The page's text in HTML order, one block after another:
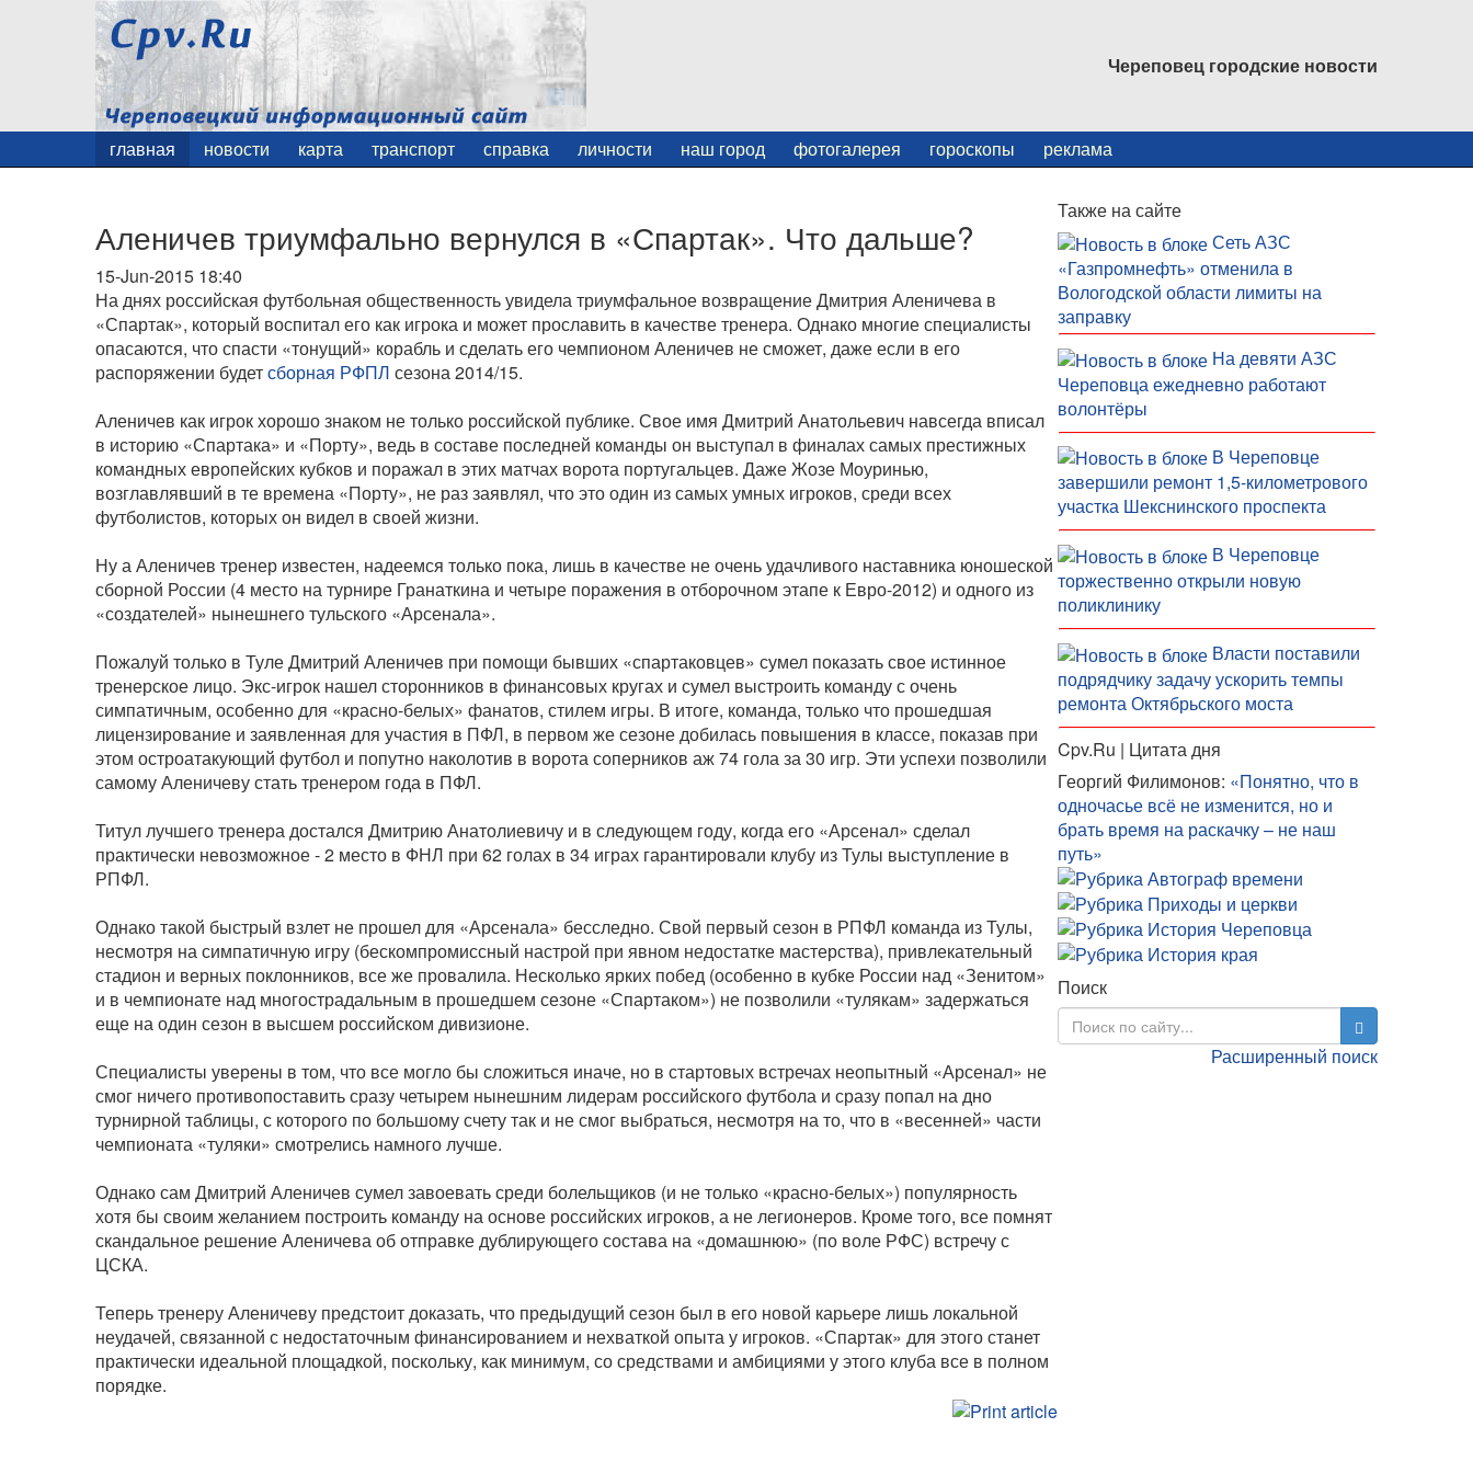
Череповец городские новости
главная новости карта транспорт справка личности наш город фотогалерея гороскопы реклама
Аленичев триумфально вернулся в «Спартак». Что дальше?
15-Jun-2015 18:40
На днях российская футбольная общественность увидела триумфальное возвращение Дмитрия Аленичева в
«Спартак», который воспитал его как игрока и может прославить в качестве тренера. Однако многие специалисты
опасаются, что спасти «тонущий» корабль и сделать его чемпионом Аленичев не сможет, даже если в его
распоряжении будетсборная РФПЛ сезона 2014/15.
Аленичев как игрок хорошо знаком не только российской публике. Свое имя Дмитрий Анатольевич навсегда вписал
в историю «Спартака» и «Порту», ведь в составе последней команды он выступал в финалах самых престижных
командных европейских кубков и поражал в этих матчах ворота португальцев. Даже Жозе Моуринью,
возглавлявший в те времена «Порту», не раз заявлял, что это один из самых умных игроков, среди всех
футболистов, которых он видел в своей жизни.
Ну а Аленичев тренер известен, надеемся только пока, лишь в качестве не очень удачливого наставника юношеской
сборной России (4 место на турнире Гранаткина и четыре поражения в отборочном этапе к Евро-2012) и одного из
«создателей» нынешнего тульского «Арсенала».
Пожалуй только в Туле Дмитрий Аленичев при помощи бывших «спартаковцев» сумел показать свое истинное
тренерское лицо. Экс-игрок нашел сторонников в финансовых кругах и сумел выстроить команду с очень
симпатичным, особенно для «красно-белых» фанатов, стилем игры. В итоге, команда, только что прошедшая
лицензирование и заявленная для участия в ПФЛ, в первом же сезоне добилась повышения в классе, показав при
этом остроатакующий футбол и попутно наколотив в ворота соперников аж 74 гола за 30 игр. Эти успехи позволили
самому Аленичеву стать тренером года в ПФЛ.
Титул лучшего тренера достался Дмитрию Анатолиевичу и в следующем году, когда его «Арсенал» сделал
практически невозможное - 2 место в ФНЛ при 62 голах в 34 играх гарантировали клубу из Тулы выступление в
РПФЛ.
Однако такой быстрый взлет не прошел для «Арсенала» бесследно. Свой первый сезон в РПФЛ команда из Тулы,
несмотря на симпатичную игру (бескомпромиссный настрой при явном недостатке мастерства), привлекательный
стадион и верных поклонников, все же провалила. Несколько ярких побед (особенно в кубке России над «Зенитом»
и в чемпионате над многострадальным в прошедшем сезоне «Спартаком») не позволили «тулякам» задержаться
еще на один сезон в высшем российском дивизионе.
Специалисты уверены в том, что все могло бы сложиться иначе, но в стартовых встречах неопытный «Арсенал» не
смог ничего противопоставить сразу четырем нынешним лидерам российского футбола и сразу попал на дно
турнирной таблицы, с которого по большому счету так и не смог выбраться, несмотря на то, что в «весенней» части
чемпионата «туляки» смотрелись намного лучше.
Однако сам Дмитрий Аленичев сумел завоевать среди болельщиков (и не только «красно-белых») популярность
хотя бы своим желанием построить команду на основе российских игроков, а не легионеров. Кроме того, все помнят
скандальное решение Аленичева об отправке дублирующего состава на «домашнюю» (по воле РФС) встречу с
ЦСКА.
Теперь тренеру Аленичеву предстоит доказать, что предыдущий сезон был в его новой карьере лишь локальной
неудачей, связанной с недостаточным финансированием и нехваткой опыта у игроков. «Спартак» для этого станет
практически идеальной площадкой, поскольку, как минимум, со средствами и амбициями у этого клуба все в полном
порядке.
Также на сайте
Сеть АЗС
«Газпромнефть» отменила в
Вологодской области лимиты на
заправку
На девяти АЗС
Череповца ежедневно работают
волонтёры
В Череповце
завершили ремонт 1,5-километрового
участка Шекснинского проспекта
В Череповце
торжественно открыли новую
поликлинику
Власти поставили
подрядчику задачу ускорить темпы
ремонта Октябрьского моста
Cpv.Ru | Цитата дня
Георгий Филимонов: «Понятно, что в
одночасье всё не изменится, но и
брать время на раскачку – не наш
путь»
Поиск
Расширенный поиск